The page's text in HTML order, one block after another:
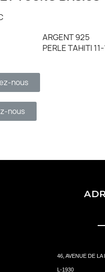
ARGENT 925
PERLE TAHITI
nous
nous
46, AVENUE DE LA
L-1930